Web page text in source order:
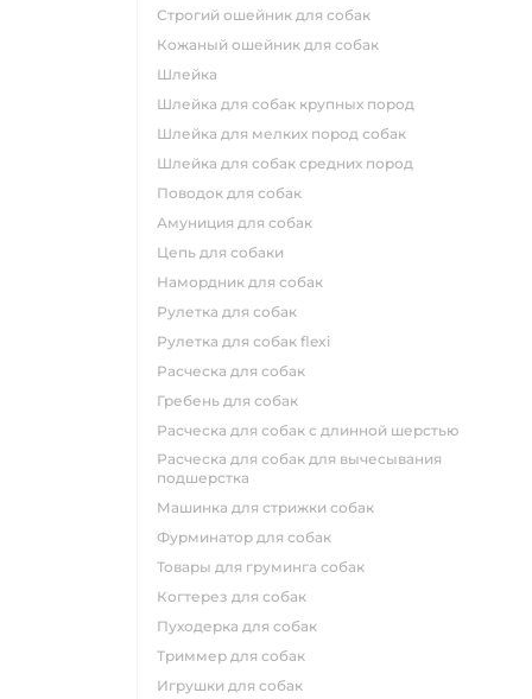
строгий ошейник для собак
кожаный ошейник для собак
шлейка
шлейка для собак крупных пород
шлейка для мелких пород собак
шлейка для собак средних пород
поводок для собак
амуниция для собак
цепь для собаки
намордник для собак
рулетка для собак
рулетка для собак flexi
расческа для собак
гребень для собак
расческа для собак с длинной шерстью
расческа для собак для вычесывания
подшерстка
машинка для стрижки собак
фурминатор для собак
товары для груминга собак
когтерез для собак
пуходерка для собак
триммер для собак
игрушки для собак